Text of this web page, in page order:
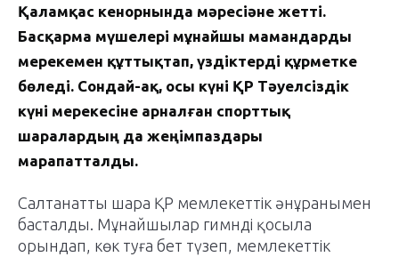
Қаламқас кенорнында мәресіәне жетті.
Басқарма мүшелері мұнайшы мамандарды
мерекемен құттықтап, үздіктерді құрметке
бөледі. Сондай-ақ, осы күні ҚР Тәуелсіздік
күні мерекесіне арналған спорттық
шаралардың да жеңімпаздары
марапатталды.
Салтанатты шара ҚР мемлекеттік әнұранымен
басталды. Мұнайшылар гимнді қосыла
орындап, көк туға бет түзеп, мемлекеттік